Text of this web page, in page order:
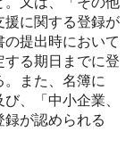
援に関する登録が
提出時において
る期日までに登
また、名簿に
、「中小企業、
が認められる